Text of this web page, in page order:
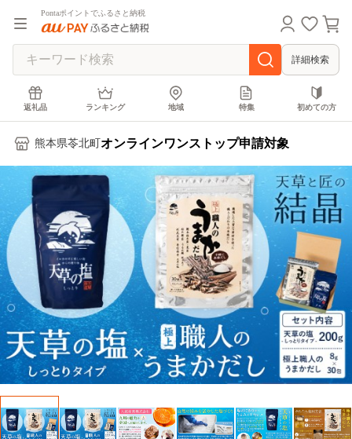
Pontaポイントでふるさと納税
詳細検索
返礼品 ランキング 地域 特集 初めての方
熊本県苓北町 オンラインワンストップ申請対象